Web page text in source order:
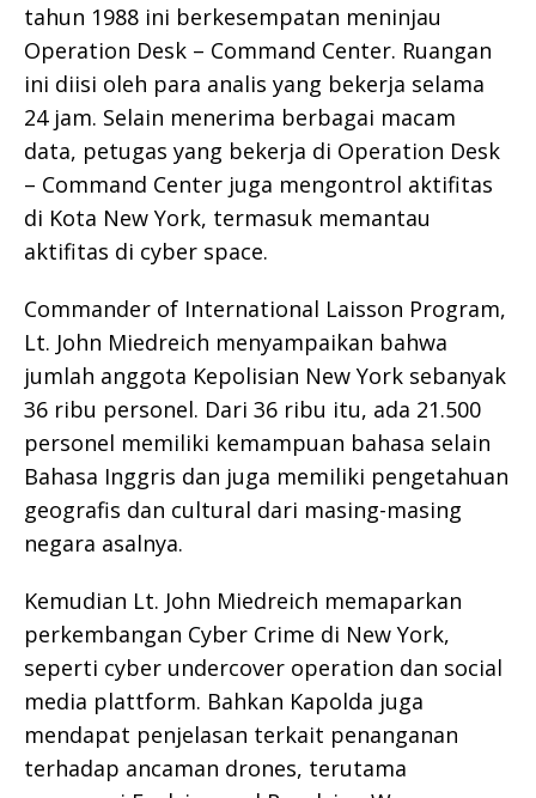
tahun 1988 ini berkesempatan meninjau
Operation Desk – Command Center. Ruangan
ini diisi oleh para analis yang bekerja selama
24 jam. Selain menerima berbagai macam
data, petugas yang bekerja di Operation Desk
– Command Center juga mengontrol aktifitas
di Kota New York, termasuk memantau
aktifitas di cyber space.
Commander of International Laisson Program,
Lt. John Miedreich menyampaikan bahwa
jumlah anggota Kepolisian New York sebanyak
36 ribu personel. Dari 36 ribu itu, ada 21.500
personel memiliki kemampuan bahasa selain
Bahasa Inggris dan juga memiliki pengetahuan
geografis dan cultural dari masing-masing
negara asalnya.
Kemudian Lt. John Miedreich memaparkan
perkembangan Cyber Crime di New York,
seperti cyber undercover operation dan social
media plattform. Bahkan Kapolda juga
mendapat penjelasan terkait penanganan
terhadap ancaman drones, terutama